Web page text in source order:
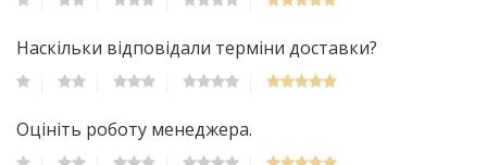
Наскільки відповідали терміни доставки?
Оцініть роботу менеджера.